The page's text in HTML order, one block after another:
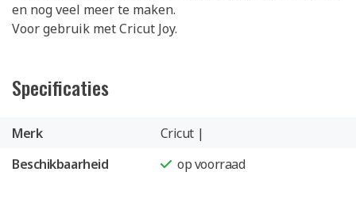
en nog veel meer te maken.
Voor gebruik met Cricut Joy.
Specificaties
Merk
Cricut |
Beschikbaarheid
op voorraad